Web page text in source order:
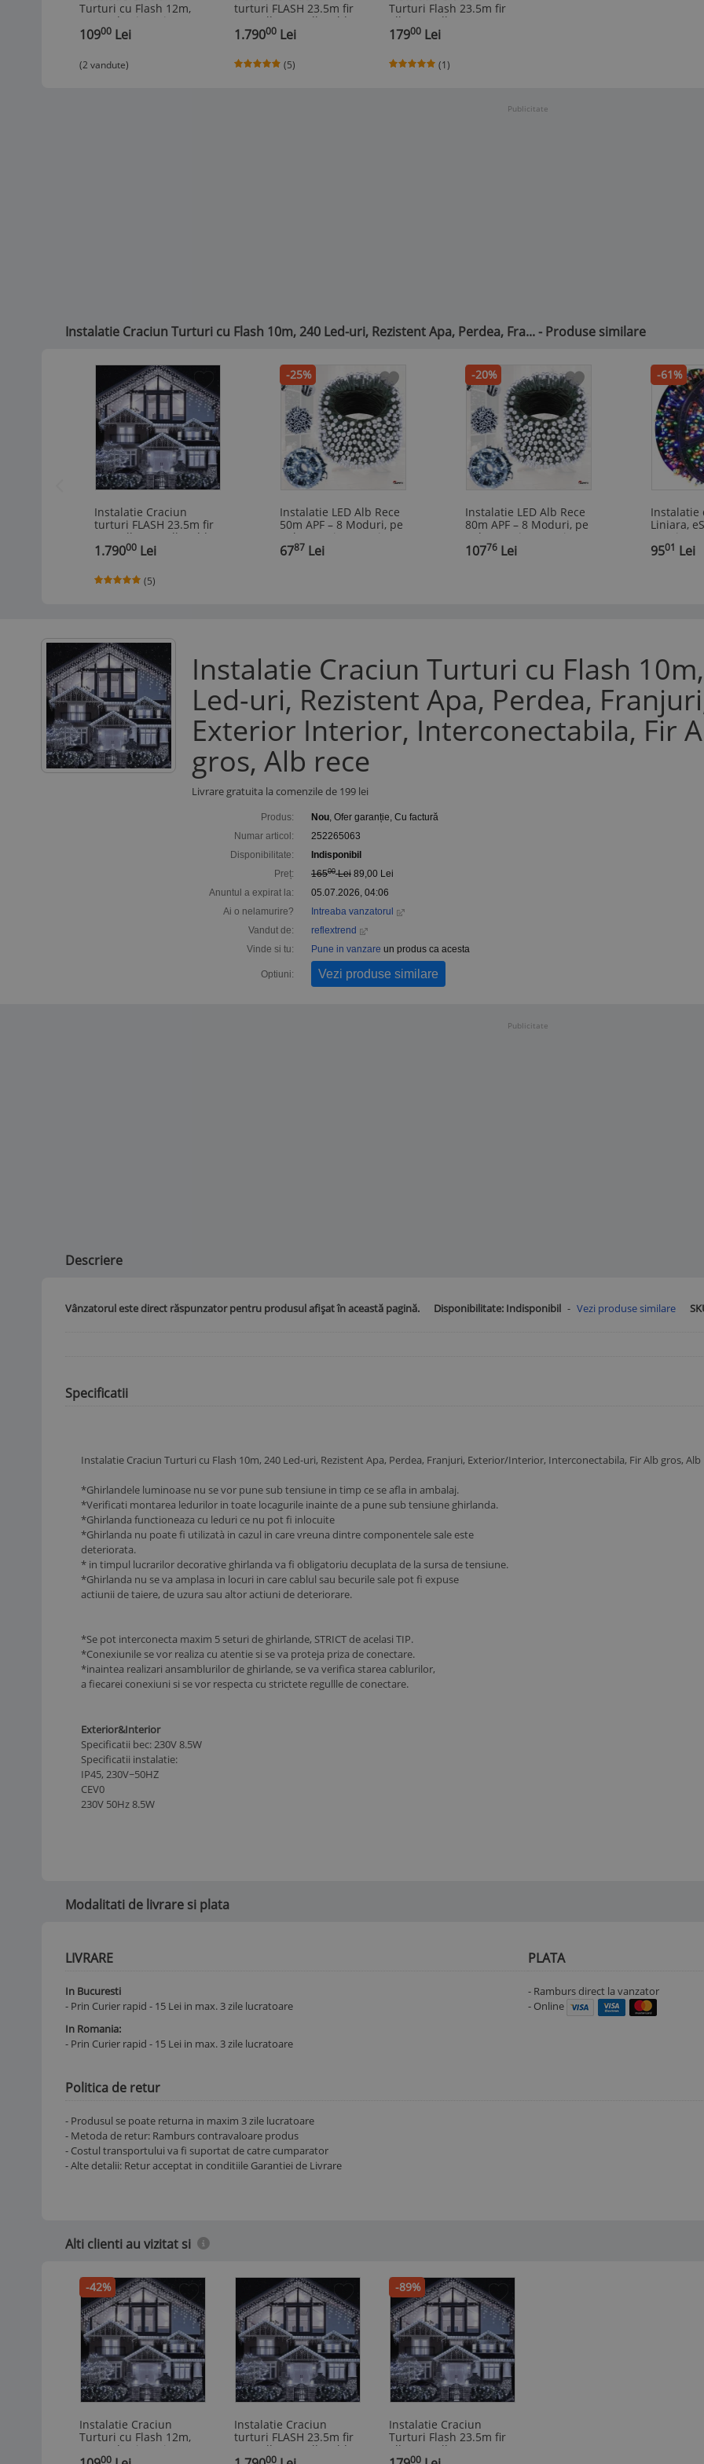
Turturi cu Flash 12m,
300 Led-uri, Rezistent
Apa, Perdea, Franjuri,
Interconectabila, Fir Alb
gros, Alb rece
10900Lei
(2 vandute)
turturi FLASH 23.5m fir
gros alb rece alb cald
albastru
1.79000Lei
(5)
Turturi Flash 23.5m fir
alb gros Alb RECE ALB
CALD CALD albastru
17900Lei
(1)
Publicitate
Instalatie Craciun Turturi cu Flash 10m, 240 Led-uri, Rezistent Apa, Perdea, Fra... - Produse similare
Instalatie Craciun
turturi FLASH 23.5m fir
gros alb rece alb cald
albastru
1.79000 Lei
(5)
-25%
Instalatie LED Alb Rece
50m APF – 8 Moduri, pe
Rola, Interior/Exterior
6787 Lei
-20%
Instalatie LED Alb Rece
80m APF – 8 Moduri, pe
Rola, Interior/Exterior
10776 Lei
-61%
Instalatie
Liniara,
Interior/
100m,
9501 Lei
Instalatie Craciun Turturi cu Flash
Led-uri, Rezistent Apa, Perdea,
Exterior Interior, Interconectabila, Fir
gros, Alb rece
Livrare gratuita la comenzile de 199 lei
Produs: Nou, Ofer garanție, Cu factură
Numar articol:
252265063
Disponibilitate:
Indisponibil
Preț:
16500 Lei 89,00 Lei
Anuntul a expirat la:
05.07.2026, 04:06
Ai o nelamurire?
Intreaba vanzatorul
Vandut de:
reflextrend
Vinde si tu:
Pune in vanzare un produs ca acesta
Optiuni: Vezi produse similare
Publicitate
Descriere
Vânzatorul este direct răspunzator pentru produsul afișat în această pagină. Disponibilitate: Indisponibil - Vezi produse similare
Specificatii
Instalatie Craciun Turturi cu Flash 10m, 240 Led-uri, Rezistent Apa, Perdea, Franjuri, Exterior/Interior, Interconectabila, Fir Alb gros, Alb
*Ghirlandele luminoase nu se vor pune sub tensiune in timp ce se afla in ambalaj.
*Verificati montarea ledurilor in toate locagurile inainte de a pune sub tensiune ghirlanda.
*Ghirlanda functioneaza cu leduri ce nu pot fi inlocuite
*Ghirlanda nu poate fi utilizatà in cazul in care vreuna dintre componentele sale este
deteriorata.
* in timpul lucrarilor decorative ghirlanda va fi obligatoriu decuplata de la sursa de tensiune.
*Ghirlanda nu se va amplasa in locuri in care cablul sau becurile sale pot fi expuse
actiunii de taiere, de uzura sau altor actiuni de deteriorare.
*Se pot interconecta maxim 5 seturi de ghirlande, STRICT de acelasi TIP.
*Conexiunile se vor realiza cu atentie si se va proteja priza de conectare.
*inaintea realizari ansamblurilor de ghirlande, se va verifica starea cablurilor,
a fiecarei conexiuni si se vor respecta cu strictete regullle de conectare.
Exterior&Interior
Specificatii bec: 230V 8.5W
Specificatii instalatie:
IP45, 230V~50HZ
CEV0
230V 50Hz 8.5W
Modalitati de livrare si plata
LIVRARE
In Bucuresti
- Prin Curier rapid - 15 Lei in max. 3 zile lucratoare
In Romania:
- Prin Curier rapid - 15 Lei in max. 3 zile lucratoare
PLATA
- Ramburs direct la vanzator
- Online
Politica de retur
- Produsul se poate returna in maxim 3 zile lucratoare
- Metoda de retur: Ramburs contravaloare produs
- Costul transportului va fi suportat de catre cumparator
- Alte detalii: Retur acceptat in conditiile Garantiei de Livrare
Alti clienti au vizitat si
-42%
Instalatie Craciun
Turturi cu Flash 12m,
300 Led-uri, Rezistent
00
Instalatie Craciun
turturi FLASH 23.5m fir
gros alb rece alb cald
00
-89%
Instalatie Craciun
Turturi Flash 23.5m fir
alb gros Alb RECE ALB
00